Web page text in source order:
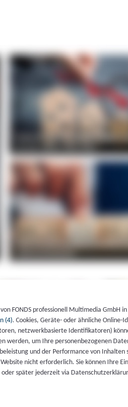
FONDS professionell Multimedia GmbH
(4). Cookies, Geräte- oder ähnliche Online-
netzwerkbasierte Identifikatoren)
werden, um Ihre personenbezogenen
und der Performance von Inhalten
nicht erforderlich. Sie können Ihre
später jederzeit via